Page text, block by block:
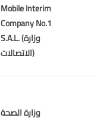
Mobile Interim
Company No.1
S.A.L. (وزارة
الاتصالات)
وزارة الصحة